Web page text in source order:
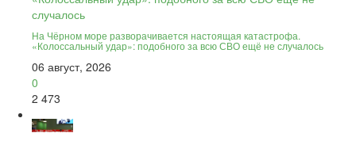
На Чёрном море разворачивается настоящая катастрофа.
«Колоссальный удар»: подобного за всю СВО ещё не случалось
06 август, 2026
0
2 473